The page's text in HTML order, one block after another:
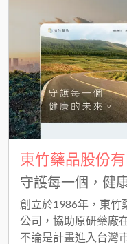
東竹藥品股份
守護每一個，健
創立於1986年，東竹
公司，協助原研藥廠
不論是計畫進入台灣